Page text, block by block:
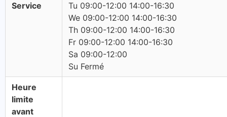
Service
Tu 09:00-12:00 14:00-16:30
We 09:00-12:00 14:00-16:30
Th 09:00-12:00 14:00-16:30
Fr 09:00-12:00 14:00-16:30
Sa 09:00-12:00
Su Fermé
Heure
limite
avant